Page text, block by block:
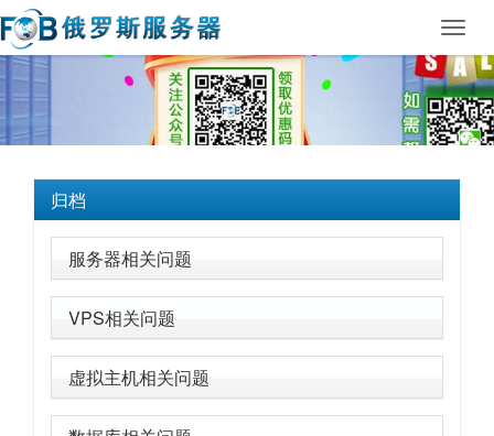
归档
服务器相关问题
VPS相关问题
虚拟主机相关问题